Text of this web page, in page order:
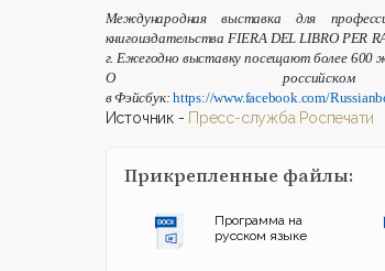
Международная выставка для
книгоиздательства FIERA DEL LIBRO PER
г. Ежегодно выставку посещают более 600
О
в Фэйсбук:https://www.facebook.com/
Источник - Пресс-служба Роспечати
Прикрепленные файлы:
Программа на
русском языке